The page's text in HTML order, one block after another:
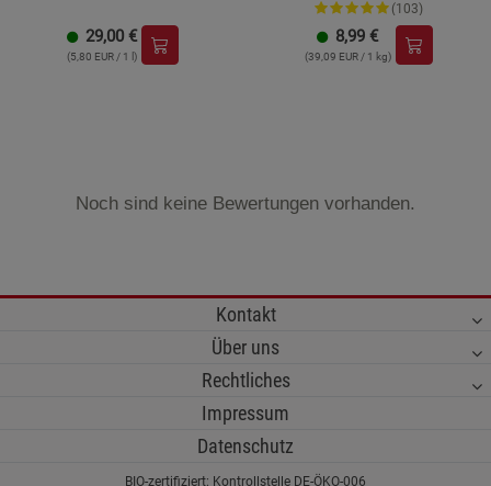
29,00 €
(5,80 EUR / 1 l)
(103)
8,99 €
(39,09 EUR / 1 kg)
Noch sind keine Bewertungen vorhanden.
Kontakt
Über uns
Rechtliches
Impressum
Datenschutz
BIO-zertifiziert: Kontrollstelle DE-ÖKO-006